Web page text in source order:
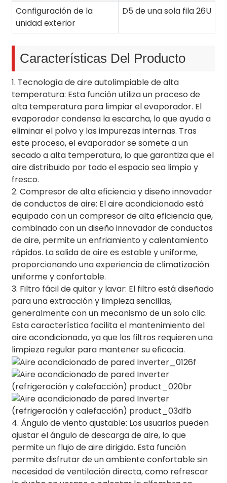
Configuración de la
unidad exterior
D5 de una sola fila 26U
Características Del Producto
1. Tecnología de aire autolimpiable de alta
temperatura: Esta función utiliza un proceso de
alta temperatura para limpiar el evaporador. El
evaporador condensa la escarcha, lo que ayuda a
eliminar el polvo y las impurezas internas. Tras
este proceso, el evaporador se somete a un
secado a alta temperatura, lo que garantiza que el
aire distribuido por todo el espacio sea limpio y
fresco.
2. Compresor de alta eficiencia y diseño innovador
de conductos de aire: El aire acondicionado está
equipado con un compresor de alta eficiencia que,
combinado con un diseño innovador de conductos
de aire, permite un enfriamiento y calentamiento
rápidos. La salida de aire es estable y uniforme,
proporcionando una experiencia de climatización
uniforme y confortable.
3. Filtro fácil de quitar y lavar: El filtro está diseñado
para una extracción y limpieza sencillas,
generalmente con un mecanismo de un solo clic.
Esta característica facilita el mantenimiento del
aire acondicionado, ya que los filtros requieren una
limpieza regular para mantener su eficacia.
4. Ángulo de viento ajustable: Los usuarios pueden
ajustar el ángulo de descarga de aire, lo que
permite un flujo de aire dirigido. Esta función
permite disfrutar de un ambiente confortable sin
necesidad de ventilación directa, como refrescar